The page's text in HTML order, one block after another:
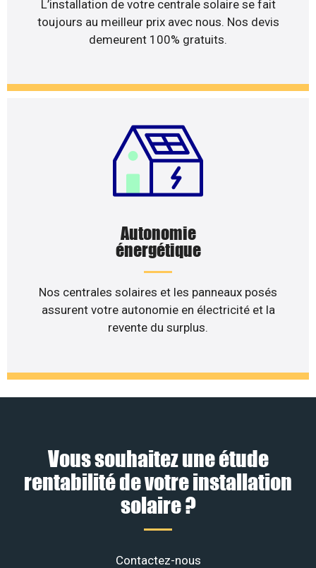
L’installation de votre centrale solaire se fait
toujours au meilleur prix avec nous. Nos devis
demeurent 100% gratuits.
Autonomie
énergétique
Nos centrales solaires et les panneaux posés
assurent votre autonomie en électricité et la
revente du surplus.
Vous souhaitez une étude
rentabilité de votre installation
solaire ?
Contactez-nous